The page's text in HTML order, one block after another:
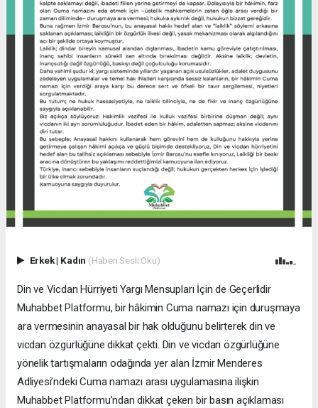
Erkek| Kadın (Haberi Sesli Oku)
Din ve Vicdan Hürriyeti Yargı Mensupları İçin de Geçerlidir
Muhabbet Platformu, bir hâkimin Cuma namazı için duruşmaya
ara vermesinin anayasal bir hak olduğunu belirterek din ve
vicdan özgürlüğüne dikkat çekti. Din ve vicdan özgürlüğüne
yönelik tartışmaların odağında yer alan İzmir Menderes
Adliyesi’ndeki Cuma namazı arası uygulamasına ilişkin
Muhabbet Platformu’ndan dikkat çeken bir basın açıklaması